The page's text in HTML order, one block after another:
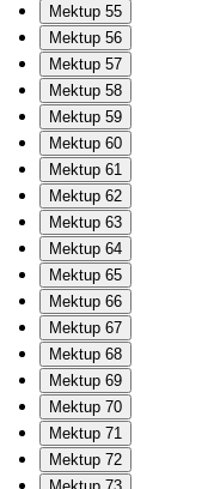
Mektup 55
Mektup 56
Mektup 57
Mektup 58
Mektup 59
Mektup 60
Mektup 61
Mektup 62
Mektup 63
Mektup 64
Mektup 65
Mektup 66
Mektup 67
Mektup 68
Mektup 69
Mektup 70
Mektup 71
Mektup 72